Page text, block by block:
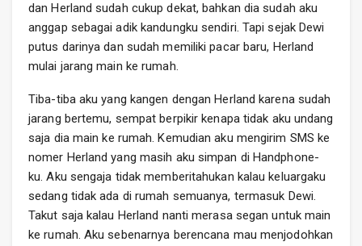
dan Herland sudah cukup dekat, bahkan dia sudah aku
anggap sebagai adik kandungku sendiri. Tapi sejak Dewi
putus darinya dan sudah memiliki pacar baru, Herland
mulai jarang main ke rumah.
Tiba-tiba aku yang kangen dengan Herland karena sudah
jarang bertemu, sempat berpikir kenapa tidak aku undang
saja dia main ke rumah. Kemudian aku mengirim SMS ke
nomer Herland yang masih aku simpan di Handphone-
ku. Aku sengaja tidak memberitahukan kalau keluargaku
sedang tidak ada di rumah semuanya, termasuk Dewi.
Takut saja kalau Herland nanti merasa segan untuk main
ke rumah. Aku sebenarnya berencana mau menjodohkan